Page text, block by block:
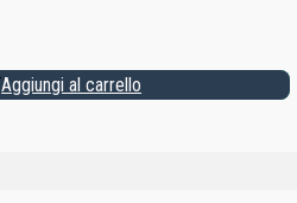
Aggiungi al carrello